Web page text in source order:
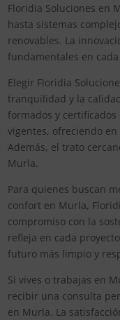
Floridia Soluciones en
hasta sistemas
renovables. La
fundamentales en
Elegir Floridia
tranquilidad y la
formados y
vigentes, ofreciendo
Además, el trato
Murla.
Para quienes buscan
confort en Murla,
compromiso con la
refleja en cada
futuro más limpio y
Si vives o trabajas en
recibir una consulta
en Murla. La